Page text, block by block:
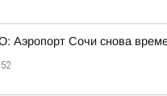
Сочи снова